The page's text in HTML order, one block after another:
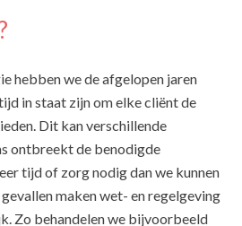
hebben we de afgelopen jaren
in staat zijn om elke cliënt de
Dit kan verschillende
ontbreekt de benodigde
tijd of zorg nodig dan we kunnen
maken wet- en regelgeving
Zo behandelen we bijvoorbeeld